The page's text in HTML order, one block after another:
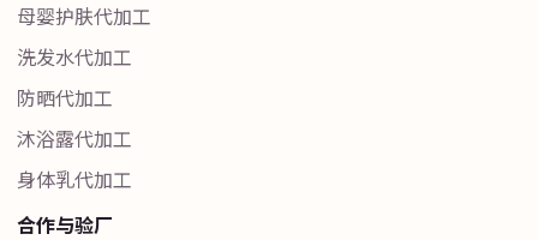
母婴护肤代加工
洗发水代加工
防晒代加工
沐浴露代加工
身体乳代加工
合作与验厂